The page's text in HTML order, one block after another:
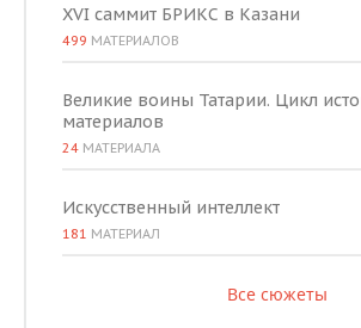
XVI саммит БРИКС в Казани
499 МАТЕРИАЛОВ
Великие воины Татарии. Цикл
материалов
24 МАТЕРИАЛА
Искусственный интеллект
181 МАТЕРИАЛ
Все сюжеты